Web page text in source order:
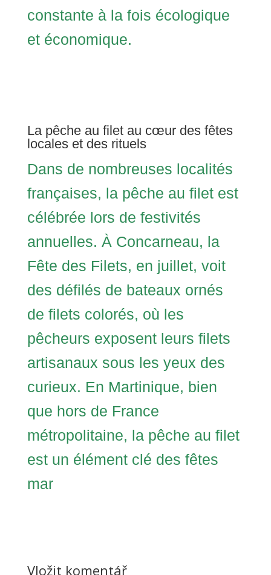
constante à la fois écologique
et économique.
La pêche au filet au cœur des fêtes
locales et des rituels
Dans de nombreuses localités
françaises, la pêche au filet est
célébrée lors de festivités
annuelles. À Concarneau, la
Fête des Filets, en juillet, voit
des défilés de bateaux ornés
de filets colorés, où les
pêcheurs exposent leurs filets
artisanaux sous les yeux des
curieux. En Martinique, bien
que hors de France
métropolitaine, la pêche au filet
est un élément clé des fêtes
mar
Vložit komentář